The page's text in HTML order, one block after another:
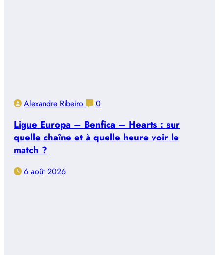
Alexandre Ribeiro 0
Ligue Europa – Benfica – Hearts : sur
quelle chaîne et à quelle heure voir le
match ?
6 août 2026